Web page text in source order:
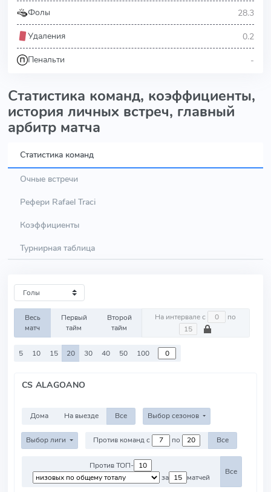
Фолы 28.3
Удаления 0.2
Пенальти -
Статистика команд, коэффициенты,
история личных встреч, главный
арбитр матча
Статистика команд
Очные встречи
Рефери Rafael Traci
Коэффициенты
Турнирная таблица
Весь
матч
Первый
тайм
Второй
тайм
На интервале с по
5 10 15 20 30 40 50 100
CS ALAGOANO
Дома На выезде Все Выбор сезонов
Выбор лиги Против команд с по Все
Против ТОП-
за
матчей
Все